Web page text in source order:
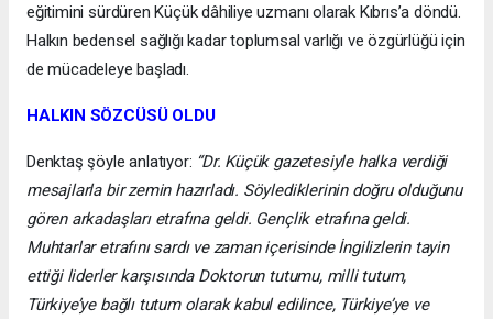
eğitimini sürdüren Küçük dâhiliye uzmanı olarak Kıbrıs’a döndü.
Halkın bedensel sağlığı kadar toplumsal varlığı ve özgürlüğü için
de mücadeleye başladı.
HALKIN SÖZCÜSÜ OLDU
Denktaş şöyle anlatıyor: “Dr. Küçük gazetesiyle halka verdiği
mesajlarla bir zemin hazırladı. Söylediklerinin doğru olduğunu
gören arkadaşları etrafına geldi. Gençlik etrafına geldi.
Muhtarlar etrafını sardı ve zaman içerisinde İngilizlerin tayin
ettiği liderler karşısında Doktorun tutumu, milli tutum,
Türkiye’ye bağlı tutum olarak kabul edilince, Türkiye’ye ve